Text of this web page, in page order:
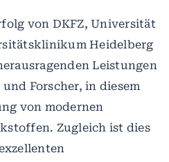
von DKFZ, Universität
Heidelberg
Leistungen
Forscher, in diesem
von modernen
Zugleich ist dies